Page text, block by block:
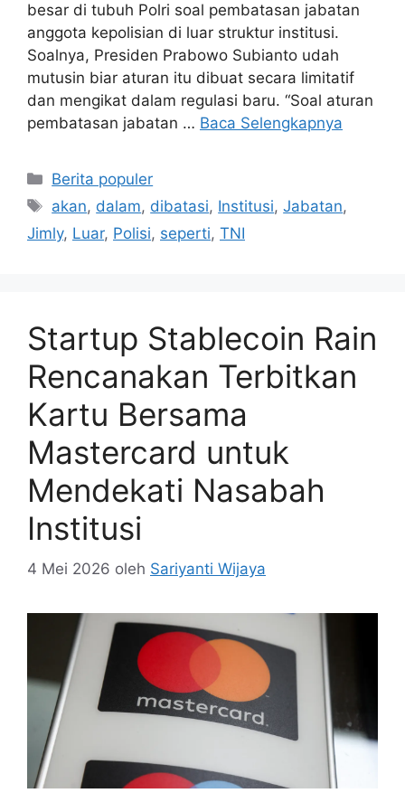
besar di tubuh Polri soal pembatasan jabatan
anggota kepolisian di luar struktur institusi.
Soalnya, Presiden Prabowo Subianto udah
mutusin biar aturan itu dibuat secara limitatif
dan mengikat dalam regulasi baru. “Soal aturan
pembatasan jabatan … Baca Selengkapnya
Kategori
Berita populer
Tag
akan, dalam, dibatasi, Institusi,Jabatan,
Jimly, Luar, Polisi, seperti, TNI
Startup Stablecoin Rain
Rencanakan Terbitkan
Kartu Bersama
Mastercard untuk
Mendekati Nasabah
Institusi
4 Mei 2026 oleh Sariyanti Wijaya